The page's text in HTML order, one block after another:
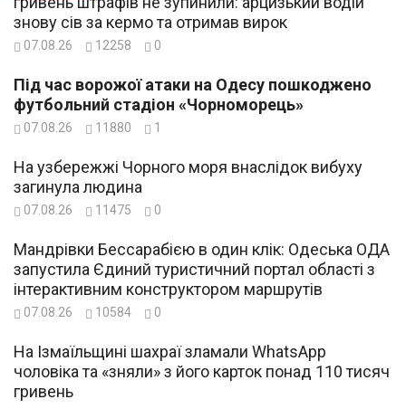
знову сів за кермо та отримав вирок
07.08.26 12258 0
Під час ворожої атаки на Одесу пошкоджено
футбольний стадіон «Чорноморець»
07.08.26 11880 1
На узбережжі Чорного моря внаслідок вибуху
загинула людина
07.08.26 11475 0
Мандрівки Бессарабією в один клік: Одеська ОДА
запустила Єдиний туристичний портал області з
інтерактивним конструктором маршрутів
07.08.26 10584 0
На Ізмаїльщині шахраї зламали WhatsApp
чоловіка та «зняли» з його карток понад 110 тисяч
гривень